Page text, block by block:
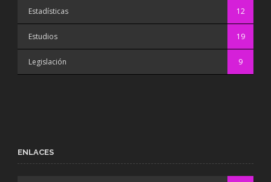
Estadísticas 12
Estudios 19
Legislación 9
ENLACES